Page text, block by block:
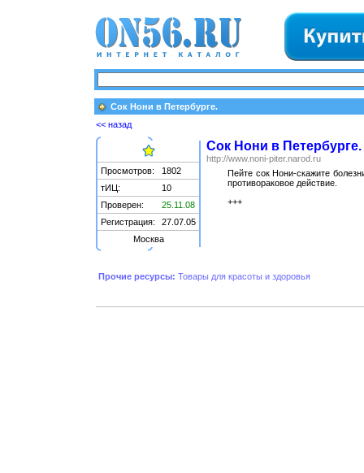
Cок Нони в Петербурге.
<< назад
Просмотров:
1802
тИЦ:
10
Проверен:
25.11.08
Регистрация:
27.07.05
Москва
Cок Нони в Петербурге.
http://www.noni-piter.narod.ru
Пейте сок Нони-скажите
противораковое действие.
+++
Прочие ресурсы: Товары для красоты и здоровья